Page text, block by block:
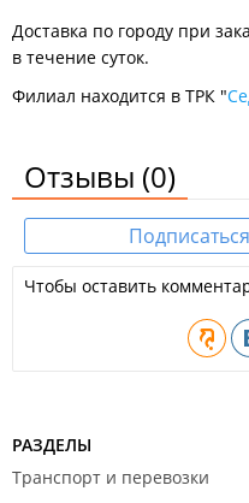
Доставка по городу при
в течение суток.
Филиал находится в ТРК "
Отзывы (0)
Чтобы оставить
РАЗДЕЛЫ
Транспорт и перевозки